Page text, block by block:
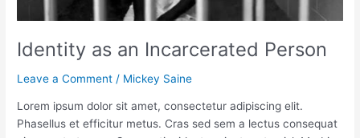
Identity as an Incarcerated Person
Leave a Comment / Mickey Saine
Lorem ipsum dolor sit amet, consectetur adipiscing elit.
Phasellus et efficitur metus. Cras sed sem a lectus consequat